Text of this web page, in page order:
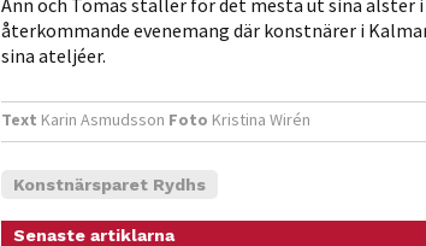
Ann och Tomas ställer för det mesta ut sina
återkommande evenemang där konstnärer i
sina ateljéer.
Text Karin Asmudsson Foto Kristina Wirén
Konstnärsparet Rydhs
Senaste artiklarna